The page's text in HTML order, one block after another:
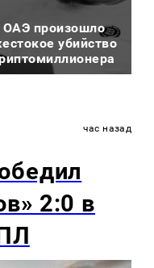
ОАЭ произошло
убийство
час назад
2:0 в